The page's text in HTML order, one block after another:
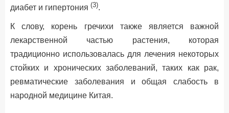
диабет и гипертония (3).
К слову, корень гречихи также является важной
лекарственной частью растения, которая
традиционно использовалась для лечения некоторых
стойких и хронических заболеваний, таких как рак,
ревматические заболевания и общая слабость в
народной медицине Китая.